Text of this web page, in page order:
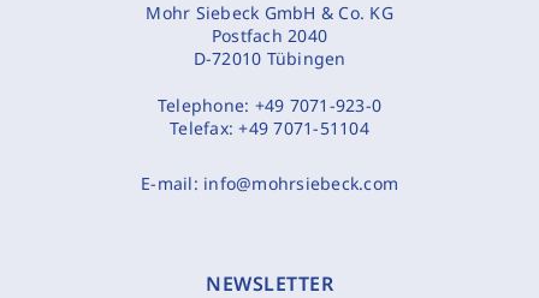
Mohr Siebeck GmbH & Co. KG
Postfach 2040
D-72010 Tübingen
Telephone: +49 7071-923-0
Telefax:+49 7071-51104
E-mail: info@mohrsiebeck.com
NEWSLETTER